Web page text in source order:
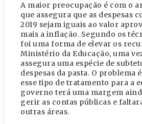
A maior preocupação é com o
que assegura que as despesas
2019 sejam iguais ao valor
mais a inflação. Segundo os
foi uma forma de elevar os
Ministério da Educação, uma
assegura uma espécie de
despesas da pasta. O problema
esse tipo de tratamento para a
governo terá uma margem
gerir as contas públicas e
outras áreas.